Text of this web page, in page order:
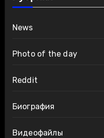
News
Photo of the day
Reddit
Биография
Видеофайлы